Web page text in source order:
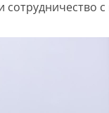
сотрудничество